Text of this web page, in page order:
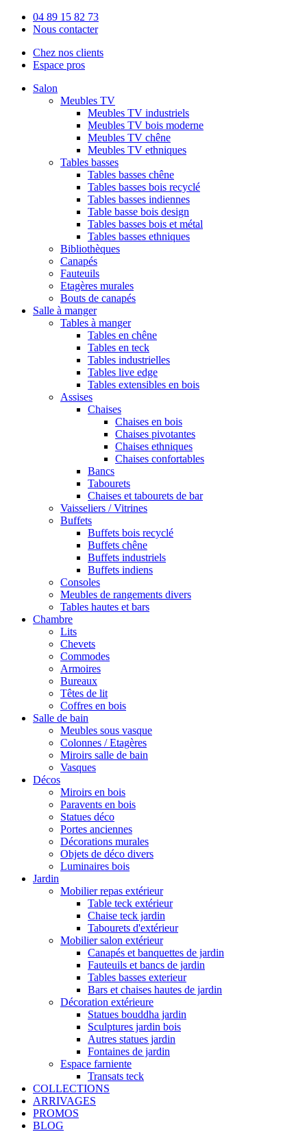
04 89 15 82 73
Nous contacter
Chez nos clients
Espace pros
Salon
Meubles TV
Meubles TV industriels
Meubles TV bois moderne
Meubles TV chêne
Meubles TV ethniques
Tables basses
Tables basses chêne
Tables basses bois recyclé
Tables basses indiennes
Table basse bois design
Tables basses bois et métal
Tables basses ethniques
Bibliothèques
Canapés
Fauteuils
Etagères murales
Bouts de canapés
Salle à manger
Tables à manger
Tables en chêne
Tables en teck
Tables industrielles
Tables live edge
Tables extensibles en bois
Assises
Chaises
Chaises en bois
Chaises pivotantes
Chaises ethniques
Chaises confortables
Bancs
Tabourets
Chaises et tabourets de bar
Vaisseliers / Vitrines
Buffets
Buffets bois recyclé
Buffets chêne
Buffets industriels
Buffets indiens
Consoles
Meubles de rangements divers
Tables hautes et bars
Chambre
Lits
Chevets
Commodes
Armoires
Bureaux
Têtes de lit
Coffres en bois
Salle de bain
Meubles sous vasque
Colonnes / Etagères
Miroirs salle de bain
Vasques
Décos
Miroirs en bois
Paravents en bois
Statues déco
Portes anciennes
Décorations murales
Objets de déco divers
Luminaires bois
Jardin
Mobilier repas extérieur
Table teck extérieur
Chaise teck jardin
Tabourets d'extérieur
Mobilier salon extérieur
Canapés et banquettes de jardin
Fauteuils et bancs de jardin
Tables basses exterieur
Bars et chaises hautes de jardin
Décoration extérieure
Statues bouddha jardin
Sculptures jardin bois
Autres statues jardin
Fontaines de jardin
Espace farniente
Transats teck
COLLECTIONS
ARRIVAGES
PROMOS
BLOG